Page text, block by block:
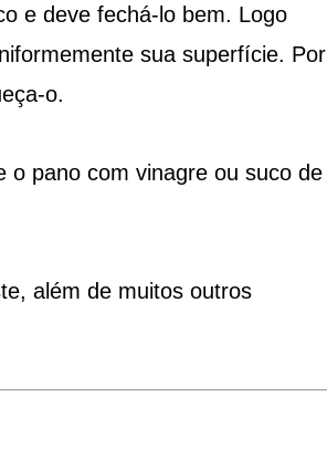
e deve fechá-lo bem. Logo
sua superfície. Por
o.
o pano com vinagre ou suco de
além de muitos outros